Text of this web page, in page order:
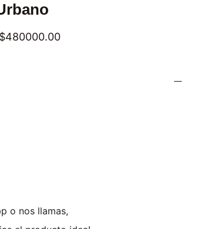
o nos llamas,